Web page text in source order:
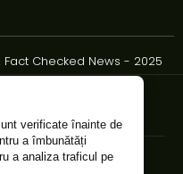
verificate înainte de
a îmbunătăți
a analiza traficul pe
Checked News - 2025